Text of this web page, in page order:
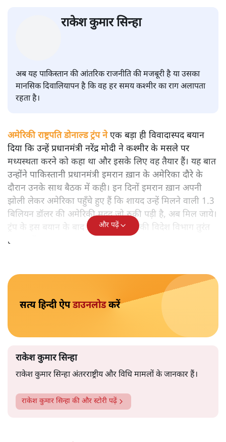
विभाग की सफ़ाई
विचार| राकेश कुमार सिन्हा
अब यह पाकिस्तान की आंतरिक राजनीति की मजबूरी है या उसका
मानसिक दिवालियापन है कि वह हर समय कश्मीर का राग अलापता
रहता है।
अमेरिकी राष्ट्रपति डोनाल्ड ट्रंप नेएक बड़ा ही विवादास्पद बयान
दिया कि उन्हें प्रधानमंत्री नरेंद्र मोदी ने कश्मीर के मसले पर